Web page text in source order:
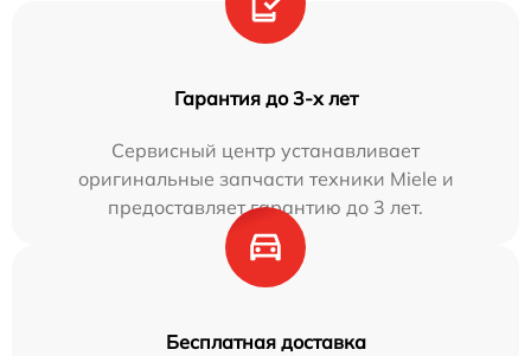
Гарантия до 3-х лет
Сервисный центр устанавливает
оригинальные запчасти техники Miele и
предоставляет гарантию до 3 лет.
Бесплатная доставка